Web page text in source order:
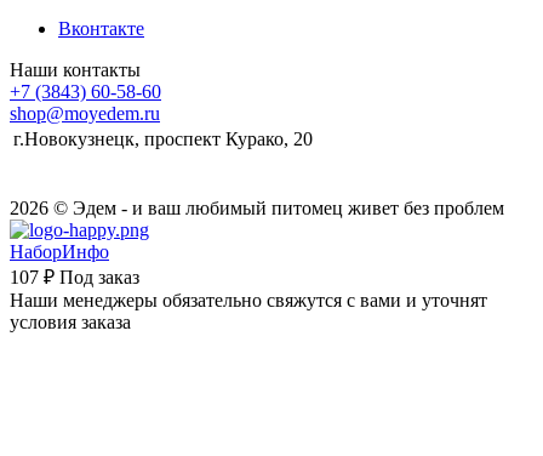
Вконтакте
Наши контакты
+7 (3843) 60-58-60
shop@moyedem.ru
г.Новокузнецк, проспект Курако, 20
2026 © Эдем - и ваш любимый питомец живет без проблем
НаборИнфо
107 ₽ Под заказ
Наши менеджеры обязательно свяжутся с вами и уточнят
условия заказа